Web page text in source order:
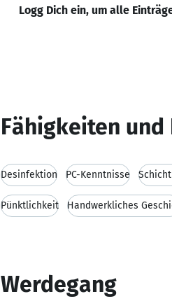
Logg Dich ein, um alle
Fähigkeiten und
Desinfektion PC-Kenntnisse
Pünktlichkeit Handwerkliches
Werdegang